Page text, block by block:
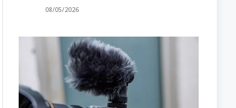
08/05/2026